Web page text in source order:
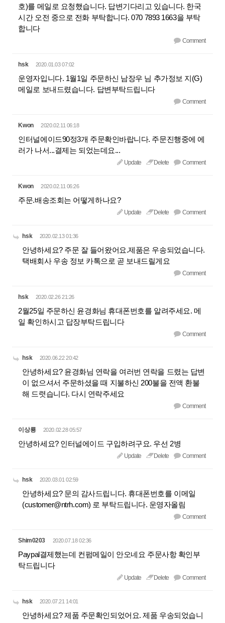
호)를 메일로 요청했습니다. 답변기다리고 있습니다. 한국
시간 오전 중으로 전화 부탁합니다. 070 7893 1663을 부탁
합니다
Comment
hsk 2020.01.03 07:02
운영자입니다. 1월1일 주문하신 남장우 님 추가정보 지(G)
메일로 보내드렸습니다. 답변부탁드립니다
Comment
Kwon 2020.02.11 06:18
인터널에이드90정3개 주문확인바랍니다. 주문진행중에 에
러가 나서...결제는 되었는데요...
Update Delete Comment
Kwon 2020.02.11 06:26
주문.배송조회는 어떻게하나요?
Update Delete Comment
hsk 2020.02.13 01:36
안녕하세요? 주문 잘 들어왔어요.제품은 우송되었습니다.
택배회사 우송 정보 카톡으로 곧 보내드릴게요
Comment
hsk 2020.02.26 21:26
2월25일 주문하신 윤경화님 휴대폰번호를 알려주세요. 메
일 확인하시고 답장부탁드립니다
Comment
hsk 2020.06.22 20:42
안녕하세요? 윤경화님 연락을 여러번 연락을 드렸는 답변
이 없으셔서 주문하셨을 때 지불하신 200불을 전액 환불
해 드렷습니다. 다시 연락주세요
Comment
이상룡 2020.02.28 05:57
안녕하세요? 인터널에이드 구입하려구요. 우선 2병
Update Delete Comment
hsk 2020.03.01 02:59
안녕하세요? 문의 감사드립니다. 휴대폰번호를 이메일
(customer@ntrh.com) 로 부탁드립니다. 운영자올림
Comment
Shim0203 2020.07.18 02:36
Paypal결제했는데 컨펌메일이 안오네요 주문사항 확인부
탁드립니다
Update Delete Comment
hsk 2020.07.21 14:01
안녕하세요? 제품 주문확인되었어요. 제품 우송되었습니